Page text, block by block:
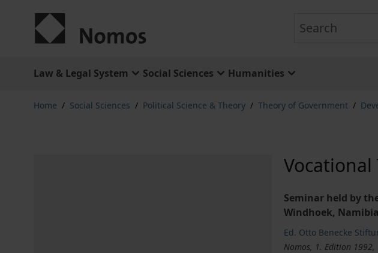
Law & Legal System Social Sciences Humanities
Home / Social Sciences / Political Science & Theory / Theory of Government /
Seminar held by
Windhoek, Namibia
Ed. Otto Benecke
Nomos, 1. Edition 1992,